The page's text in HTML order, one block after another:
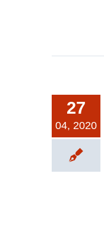
27
04, 2020